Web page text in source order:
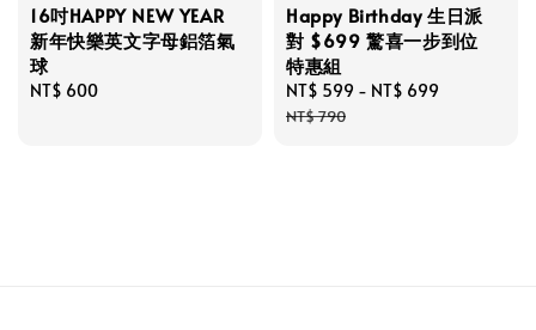
16吋HAPPY NEW YEAR
新年快樂英文字母鋁箔氣
球
Regular
NT$ 600
Happy Birthday 生日派
對 $699 驚喜一步到位
特惠組
Sale
price
NT$ 599 - NT$ 699
NT$ 790